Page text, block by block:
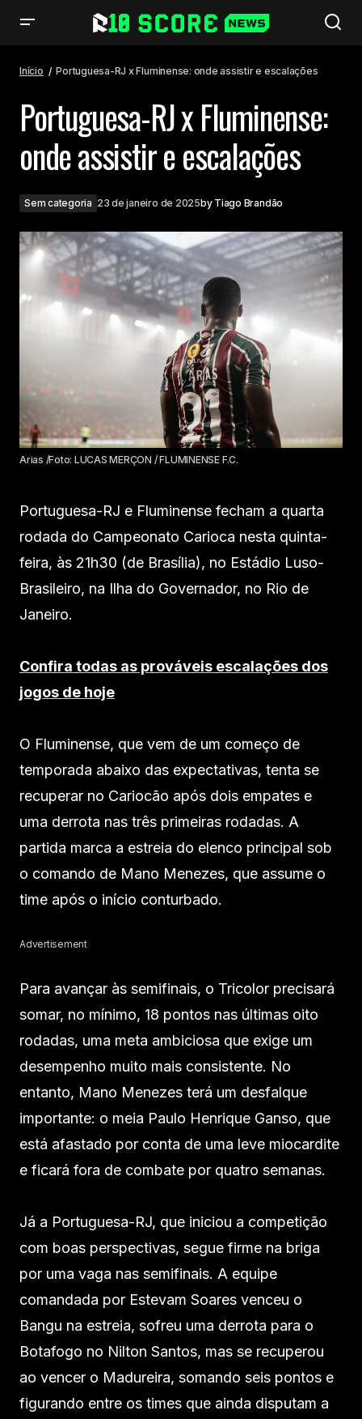
Início Portuguesa-RJ x Fluminense: onde assistir e escalações
Portuguesa-RJ x Fluminense:
onde assistir e escalações
Sem categoria 23 de janeiro de 2025by Tiago Brandão
Arias /Foto: LUCAS MERÇON / FLUMINENSE F.C.
Portuguesa-RJ e Fluminense fecham a quarta
rodada do Campeonato Carioca nesta quinta-
feira, às 21h30 (de Brasília), no Estádio Luso-
Brasileiro, na Ilha do Governador, no Rio de
Janeiro.
Confira todas as prováveis escalações dos
jogos de hoje
O Fluminense, que vem de um começo de
temporada abaixo das expectativas, tenta se
recuperar no Cariocão após dois empates e
uma derrota nas três primeiras rodadas. A
partida marca a estreia do elenco principal sob
o comando de Mano Menezes, que assume o
time após o início conturbado.
Advertisement
Para avançar às semifinais, o Tricolor precisará
somar, no mínimo, 18 pontos nas últimas oito
rodadas, uma meta ambiciosa que exige um
desempenho muito mais consistente. No
entanto, Mano Menezes terá um desfalque
importante: o meia Paulo Henrique Ganso, que
está afastado por conta de uma leve miocardite
e ficará fora de combate por quatro semanas.
Já a Portuguesa-RJ, que iniciou a competição
com boas perspectivas, segue firme na briga
por uma vaga nas semifinais. A equipe
comandada por Estevam Soares venceu o
Bangu na estreia, sofreu uma derrota para o
Botafogo no Nilton Santos, mas se recuperou
ao vencer o Madureira, somando seis pontos e
figurando entre os times que ainda disputam a